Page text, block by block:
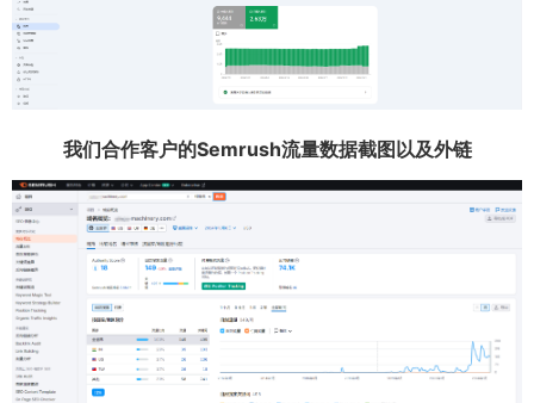
我们合作客户的Semrush流量数据截图以及外链